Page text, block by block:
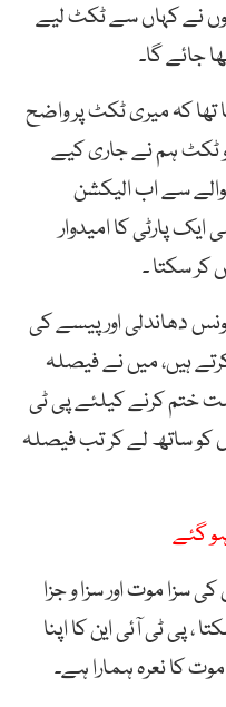
نے کہاں سے ٹکٹ لیے
جائے گا۔
تھا کہ میری ٹکٹ پر واضح
ہے ، 2018میں جو ٹکٹ ہم نے جاری کیے
سے اب الیکشن
پارٹی کا امیدوار
کر سکتا ۔
دھاندلی اور پیسے کی
ہیں، میں نے فیصلہ
ختم کرنے کیلئے پی ٹی
کو ساتھ لے کر تب فیصلہ
گئے
کی سزا موت اور سزا و جزا
پی ٹی آئی این کا اپنا
کا نعرہ ہمارا ہے۔